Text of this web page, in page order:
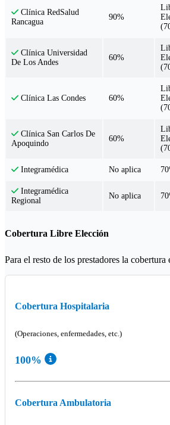
Clínica RedSalud
Rancagua
90%
Clínica Universidad
De Los Andes
60%
Clínica Las Condes 60%
Clínica San Carlos De
Apoquindo
60%
Integramédica No aplica
Integramédica
Regional
No aplica
Cobertura Libre Elección
Para el resto de los prestadores la cobertura
Cobertura Hospitalaria
(Operaciones, enfermedades, etc.)
100%
Cobertura Ambulatoria